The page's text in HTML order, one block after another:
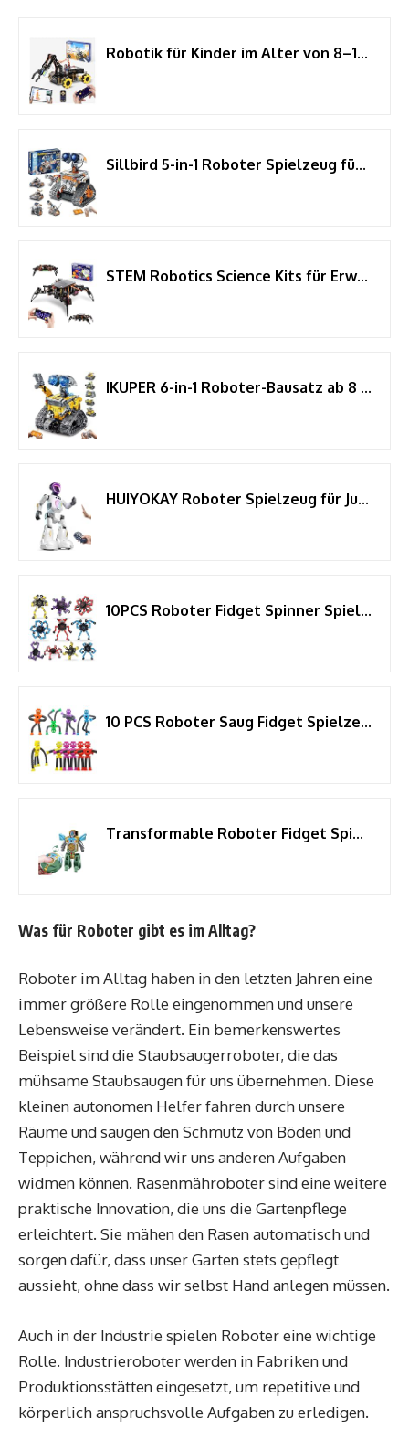
Robotik für Kinder im Alter von 8–12 Jahren, 5DOF intelligenter Roboterarm-Autobausatz, STEM-Spielzeug, Geschenk für Jungen/Teenager/Erwachsene, ESP32-Arduino/Python-Codierung, App und Fernbedienung
Sillbird 5-in-1 Roboter Spielzeug für Jungen ab 8 Jahren
STEM Robotics Science Kits für Erwachsene, ESP8266 Spider Robot Building Kit, App-Fernbedienung, Walking Crawling Fun Lernspielzeug für 12+ Jahre alte Jungen, Mädchen, Teenager, einzigartige Geschenke
IKUPER 6-in-1 Roboter-Bausatz ab 8 Jahren mit App und Fernsteuerung
HUIYOKAY Roboter Spielzeug für Jungen und Mädchen ab 4 5 6 Jahren
10PCS Roboter Fidget Spinner Spielzeug für Kinder Erwachsene, DIY Verformbare Fingerspitze Gyro Hand Finger Spinning Schreibtisch Spielzeug, Geburtstag Geschenk Klassenzimmer Preise Party Gunst
10 PCS Roboter Saug Fidget Spielzeug für Kind Erwachsener, sensorische Bad Spielzeug Saug Cup elastische Twist Roboter für Baby Kleinkind, Angst beschäftigt Party Gunst Geburtstagsgeschenk
Transformable Roboter Fidget Spinner Spielzeug, Handspinner ab 3+ Grün
Was für Roboter gibt es im Alltag?
Roboter im Alltag haben in den letzten Jahren eine
immer größere Rolle eingenommen und unsere
Lebensweise verändert. Ein bemerkenswertes
Beispiel sind die Staubsaugerroboter, die das
mühsame Staubsaugen für uns übernehmen. Diese
kleinen autonomen Helfer fahren durch unsere
Räume und saugen den Schmutz von Böden und
Teppichen, während wir uns anderen Aufgaben
widmen können. Rasenmähroboter sind eine weitere
praktische Innovation, die uns die Gartenpflege
erleichtert. Sie mähen den Rasen automatisch und
sorgen dafür, dass unser Garten stets gepflegt
aussieht, ohne dass wir selbst Hand anlegen müssen.
Auch in der Industrie spielen Roboter eine wichtige
Rolle. Industrieroboter werden in Fabriken und
Produktionsstätten eingesetzt, um repetitive und
körperlich anspruchsvolle Aufgaben zu erledigen.